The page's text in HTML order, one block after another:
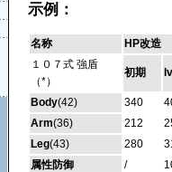
示例：
名称
HP改造
１０７式 強盾
（*）
初期
Body(42) 340
Arm(36) 212
Leg(43) 280
属性防御
/